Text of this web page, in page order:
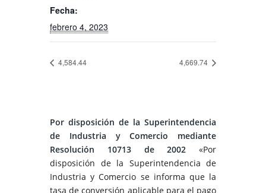
Fecha:
febrero 4, 2023
4,584.44 4,669.74
Por disposición de la Superintendencia
de Industria y Comercio mediante
Resolución 10713 de 2002 «Por
disposición de la Superintendencia de
Industria y Comercio se informa que la
tasa de conversión aplicable para el pago